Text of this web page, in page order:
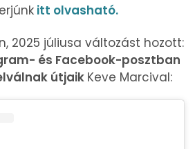
itt olvasható.
2025 júliusa változást hozott:
és Facebook-posztban
útjaik Keve Marcival: